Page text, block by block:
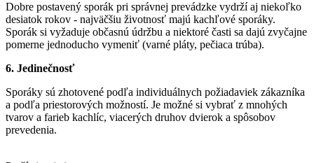
Dobre postavený sporák pri správnej prevádzke vydrží aj niekoľko
desiatok rokov - najväčšiu životnosť majú kachľové sporáky.
Sporák si vyžaduje občasnú údržbu a niektoré časti sa dajú zvyčajne
pomerne jednoducho vymeniť (varné pláty, pečiaca trúba).
6. Jedinečnosť
Sporáky sú zhotovené podľa individuálnych požiadaviek zákazníka
a podľa priestorových možností. Je možné si vybrať z mnohých
tvarov a farieb kachlíc, viacerých druhov dvierok a spôsobov
prevedenia.